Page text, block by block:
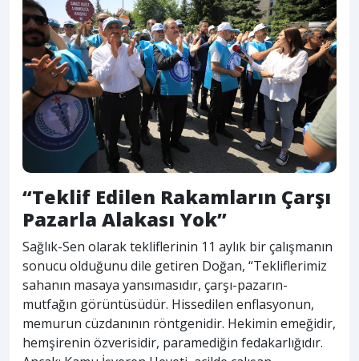
“Teklif Edilen Rakamların Çarşı
Pazarla Alakası Yok”
Sağlık-Sen olarak tekliflerinin 11 aylık bir çalışmanın
sonucu olduğunu dile getiren Doğan, “Tekliflerimiz
sahanın masaya yansımasıdır, çarşı-pazarın-
mutfağın görüntüsüdür. Hissedilen enflasyonun,
memurun cüzdanının röntgenidir. Hekimin emeğidir,
hemşirenin özverisidir, paramediğin fedakarlığıdır.